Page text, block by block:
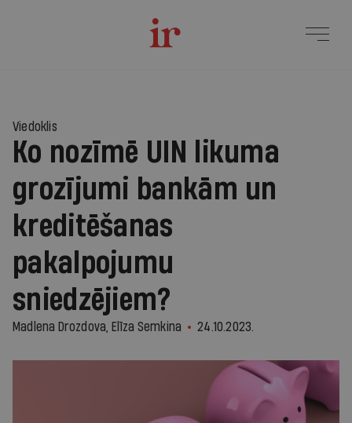
Viedoklis
Ko nozīmē UIN likuma
grozījumi bankām un
kreditēšanas
pakalpojumu
sniedzējiem?
Madlena Drozdova, Elīza Semkina 24.10.2023.